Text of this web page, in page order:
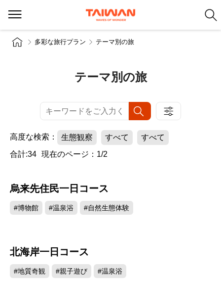
多彩な旅行プラン テーマ別の旅
テーマ別の旅
高度な検索： 生態観察 すべて
すべて
合計:34 現在のページ：1/2
烏来先住民一日コース
#博物館 #温泉浴 #自然生態体験
北海岸一日コース
#地質奇観 #親子遊び #温泉浴